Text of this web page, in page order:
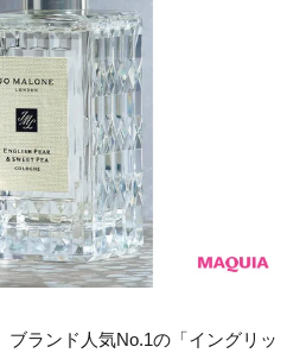
ランド人気No.1の「イングリッ